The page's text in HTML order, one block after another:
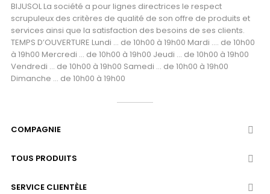
BIJUSOL La société a pour lignes directrices le respect
scrupuleux des critères de qualité de son offre de produits et
services ainsi que la satisfaction des besoins de ses clients.
TEMPS D’OUVERTURE Lundi ... de 10h00 à 19h00 Mardi .... de 10h00
à 19h00 Mercredi ... de 10h00 à 19h00 Jeudi ... de 10h00 à 19h00
Vendredi ... de 10h00 à 19h00 Samedi ... de 10h00 à 19h00
Dimanche ... de 10h00 à 19h00
COMPAGNIE 
TOUS PRODUITS 
SERVICE CLIENTÈLE 